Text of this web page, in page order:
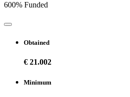
600% Funded
Obtained
€ 21.002
Minimum